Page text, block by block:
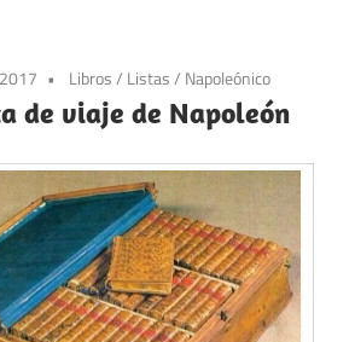
Libros/ Listas/ Napoleónico
de viaje de Napoleón